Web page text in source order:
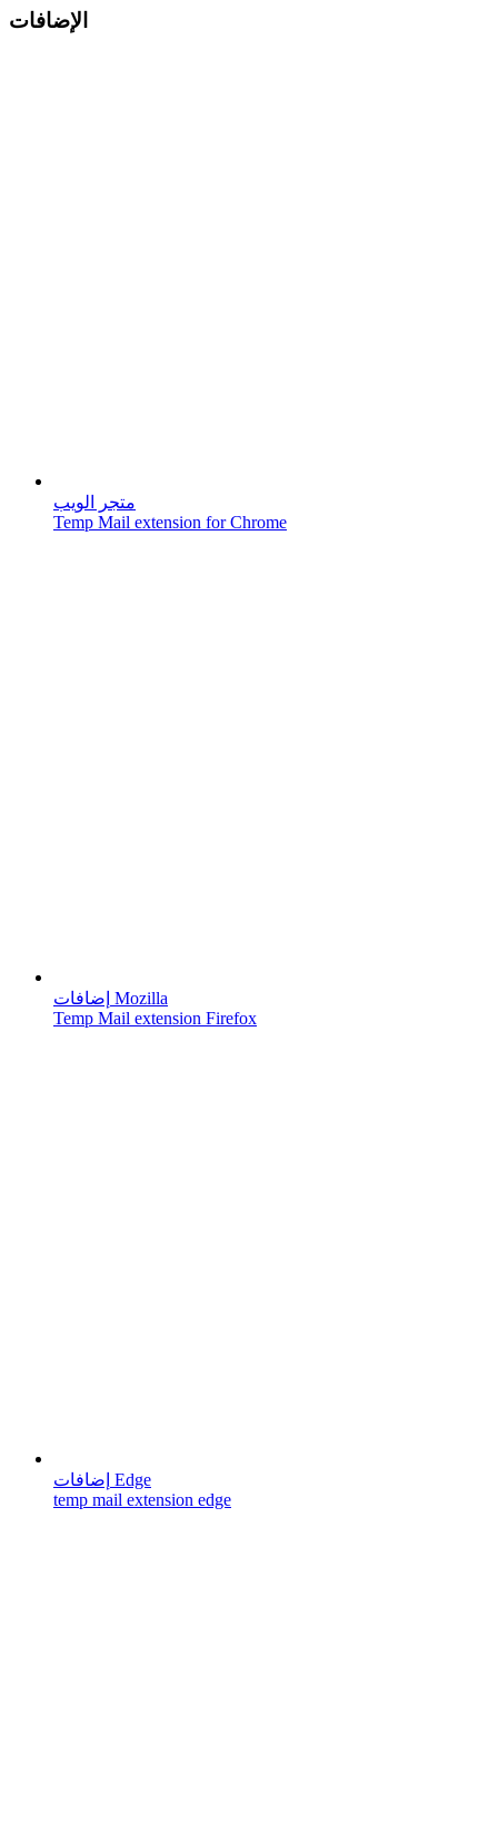
الإضافات
متجر الويب
Temp Mail extension for Chrome
إضافات Mozilla
Temp Mail extension Firefox
إضافات Edge
temp mail extension edge